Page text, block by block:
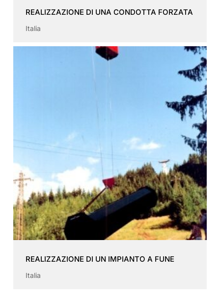
REALIZZAZIONE DI UNA CONDOTTA FORZATA
Italia
REALIZZAZIONE DI UN IMPIANTO A FUNE
Italia